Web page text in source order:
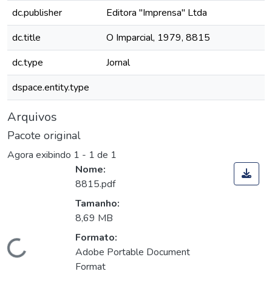
dc.publisher
Editora "Imprensa" Ltda
dc.title
O Imparcial, 1979, 8815
dc.type
Jornal
dspace.entity.type
Arquivos
Pacote original
Agora exibindo 1 - 1 de 1
Carregando...
Nome:
8815.pdf
Tamanho:
8,69 MB
Formato:
Adobe Portable Document
Format